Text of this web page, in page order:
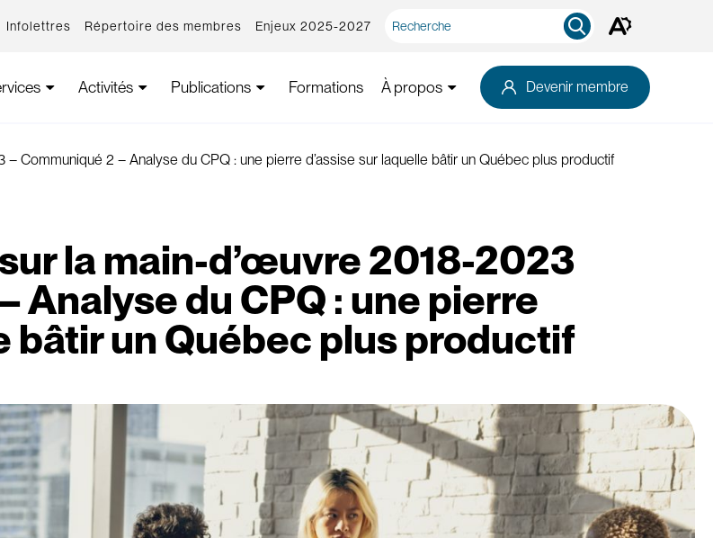
Infolettres Répertoire des membres Enjeux 2025-2027
rapide
Ouvrez
d'outils
d'accessibilité.
Activités Publications Formations À propos Devenir membre
Communiqué 2 – Analyse du CPQ : une pierre d’assise sur laquelle bâtir un Québec plus productif
la main-d’œuvre 2018-2023
Analyse du CPQ : une pierre
bâtir un Québec plus productif